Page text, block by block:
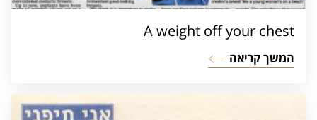
A weight off your chest
המשך קריאה